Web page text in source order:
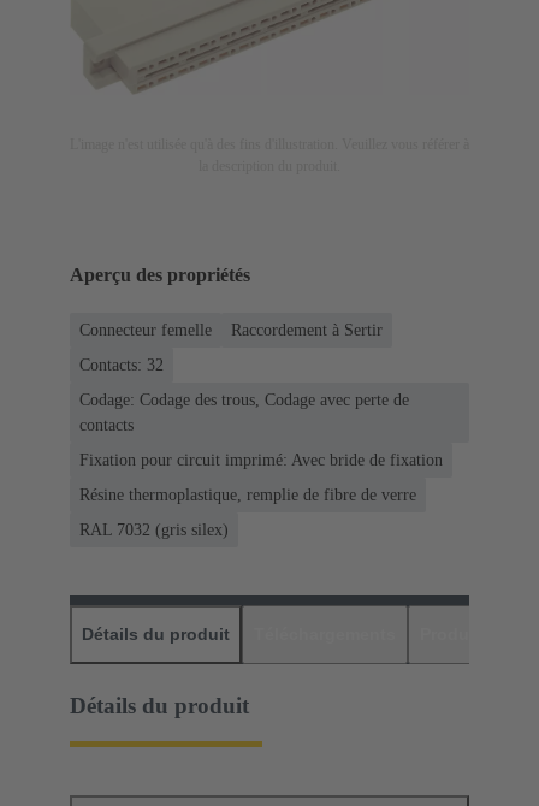
Aperçu des propriétés
Connecteur femelle
Raccordement à Sertir
Contacts: 32
Codage: Codage des trous, Codage avec perte de
contacts
Fixation pour circuit imprimé: Avec bride de fixation
Résine thermoplastique, remplie de fibre de verre
RAL 7032 (gris silex)
Détails du produit
Détails du produit